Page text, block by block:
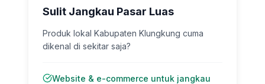
Sulit Jangkau Pasar Luas
Produk lokal Kabupaten Klungkung cuma
dikenal di sekitar saja?
Website & e-commerce untuk jangkau